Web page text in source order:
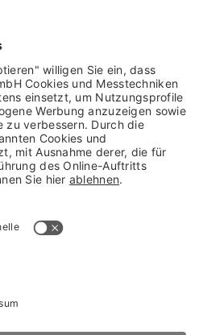
2010
der Verbundgruppe beauty alliance